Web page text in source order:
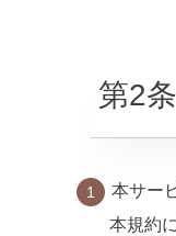
第2
本サー
本規約